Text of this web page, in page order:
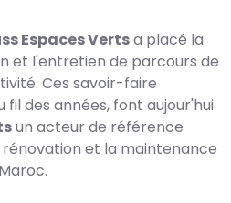
Espaces Vertsa placé la
et l'entretien de parcours de
Ces savoir-faire
des années, font aujour'hui
un acteur de référence
et la maintenance